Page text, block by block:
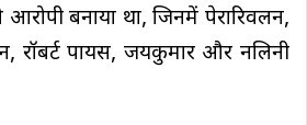
बनाया था, जिनमें पेरारिवलन,
रॉबर्ट पायस, जयकुमार और नलिनी